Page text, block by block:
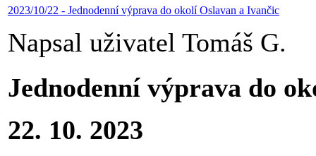
2023/10/22 - Jednodenní výprava do okolí Oslavan a Ivančic
Napsal uživatel Tomáš G.
Jednodenní výprava do
22. 10. 2023